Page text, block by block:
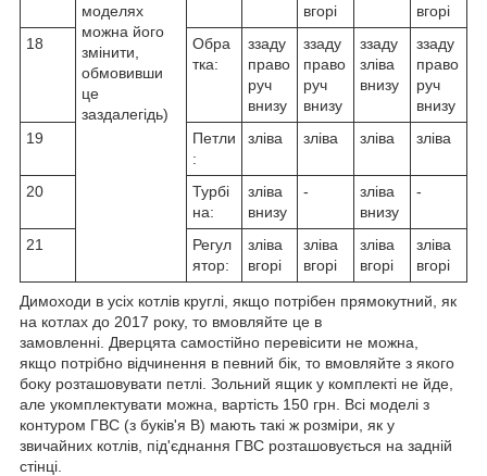
моделях
можна його
змінити,
обмовивши
це
заздалегідь)
вгорі
вгорі
18
Обра
тка:
ззаду
право
руч
внизу
ззаду
право
руч
внизу
ззаду
зліва
внизу
ззаду
право
руч
внизу
19
Петли
:
зліва зліва зліва зліва
20
Турбі
на:
зліва
внизу
-
зліва
внизу
-
21
Регул
ятор:
зліва
вгорі
зліва
вгорі
зліва
вгорі
зліва
вгорі
Димоходи в усіх котлів круглі, якщо потрібен прямокутний, як
на котлах до 2017 року, то вмовляйте це в
замовленні. Дверцята самостійно перевісити не можна,
якщо потрібно відчинення в певний бік, то вмовляйте з якого
боку розташовувати петлі. Зольний ящик у комплекті не йде,
але укомплектувати можна, вартість 150 грн. Всі моделі з
контуром ГВС (з буків'я В) мають такі ж розміри, як у
звичайних котлів, під'єднання ГВС розташовується на задній
стінці.